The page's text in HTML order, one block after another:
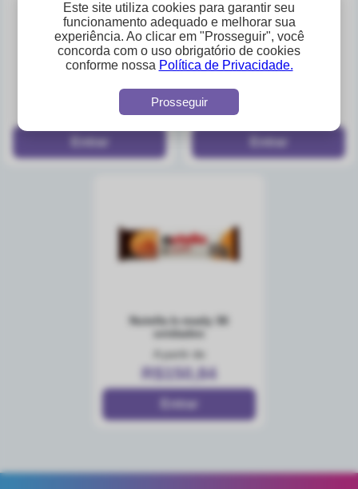
Este site utiliza cookies para garantir seu
funcionamento adequado e melhorar sua
experiência. Ao clicar em "Prosseguir", você
concorda com o uso obrigatório de cookies
conforme nossa Política de Privacidade.
Prosseguir
display com 10 unds
R$41,90
creme de avelã com
cacau nutella 650g
R$53,60
nutella b-ready 36
unidades
A partir de
R$150,84